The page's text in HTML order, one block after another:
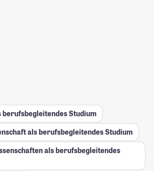
Studium
als berufsbegleitendes Studium
als berufsbegleitendes